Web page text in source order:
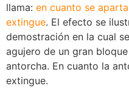
llama: en cuanto se
extingue. El efecto se
demostración en la cual
agujero de un gran
antorcha. En cuanto la
extingue.